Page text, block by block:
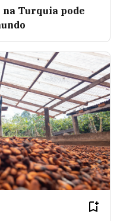
na Turquia pode